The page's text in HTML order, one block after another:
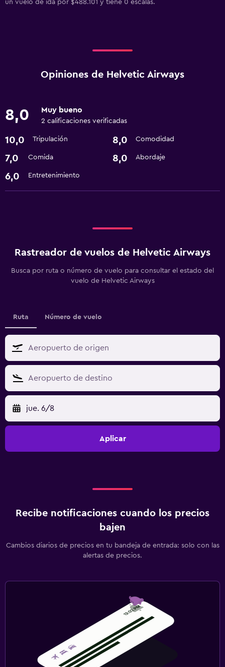
un vuelo de ida por $488.101 y tiene 0 escalas.
Opiniones de Helvetic Airways
8,0 Muy bueno
2 calificaciones verificadas
10,0 Tripulación 8,0 Comodidad
7,0 Comida 8,0 Abordaje
6,0 Entretenimiento
Rastreador de vuelos de Helvetic Airways
Busca por ruta o número de vuelo para consultar el estado del
vuelo de Helvetic Airways
Ruta Número de vuelo
jue. 6/8
Aplicar
Recibe notificaciones cuando los precios
bajen
Cambios diarios de precios en tu bandeja de entrada: solo con las
alertas de precios.